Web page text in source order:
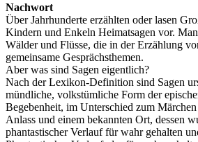
Nachwort
Über Jahrhunderte erzählten oder lasen
Kindern und Enkeln Heimatsagen vor.
Wälder und Flüsse, die in der Erzählung
gemeinsame Gesprächsthemen.
Aber was sind Sagen eigentlich?
Nach der Lexikon-Definition sind Sagen
mündliche, volkstümliche Form der
Begebenheit, im Unterschied zum
Anlass und einem bekannten Ort, dessen
phantastischer Verlauf für wahr gehalten